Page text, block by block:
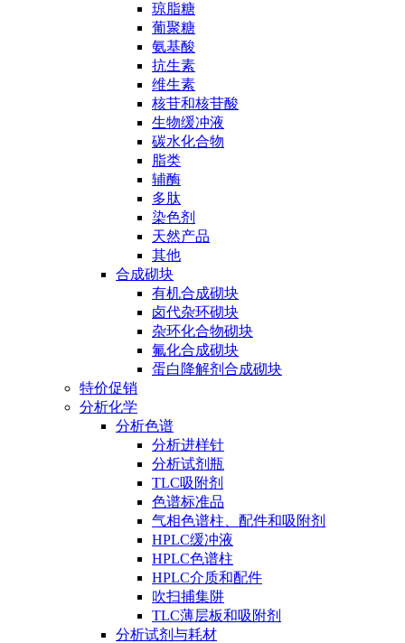
琼脂糖
葡聚糖
氨基酸
抗生素
维生素
核苷和核苷酸
生物缓冲液
碳水化合物
脂类
辅酶
多肽
染色剂
天然产品
其他
合成砌块
有机合成砌块
卤代杂环砌块
杂环化合物砌块
氟化合成砌块
蛋白降解剂合成砌块
特价促销
分析化学
分析色谱
分析进样针
分析试剂瓶
TLC吸附剂
色谱标准品
气相色谱柱、配件和吸附剂
HPLC缓冲液
HPLC色谱柱
HPLC介质和配件
吹扫捕集阱
TLC薄层板和吸附剂
分析试剂与耗材